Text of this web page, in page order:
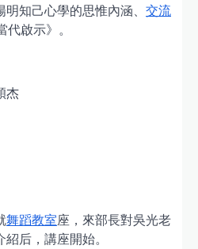
知己心學的思惟內涵、 交流
代啟示》。
杰
舞蹈教室座，來部長對吳光老
后，講座開始。